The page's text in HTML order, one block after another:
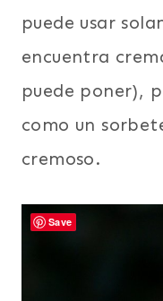
puede usar
encuentra
puede poner),
como un
cremoso.
Save